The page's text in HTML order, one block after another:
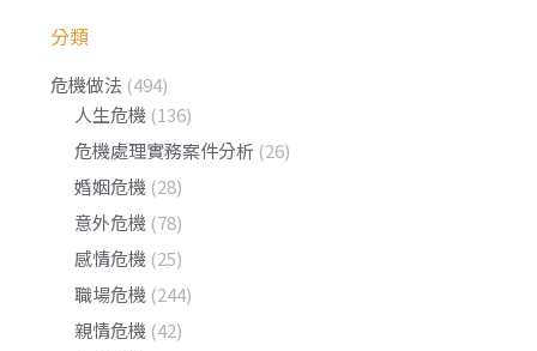
分類
危機做法 (494)
人生危機 (136)
危機處理實務案件分析 (26)
婚姻危機 (28)
意外危機 (78)
感情危機 (25)
職場危機 (244)
親情危機 (42)